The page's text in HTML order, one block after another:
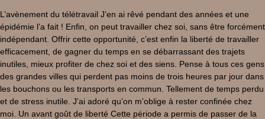
L’avènement du télétravail J’en ai rêvé pendant des années et une
épidémie l’a fait ! Enfin, on peut travailler chez soi, sans être forcément
indépendant. Offrir cette opportunité, c’est enfin la liberté de travailler
efficacement, de gagner du temps en se débarrassant des trajets
inutiles, mieux profiter de chez soi et des siens. Pense à tous ces gens
des grandes villes qui perdent pas moins de trois heures par jour dans
les bouchons ou les transports en commun. Tellement de temps perdu
et de stress inutile. J’ai adoré qu’on m’oblige à rester confinée chez
moi. Un avant goût de liberté Cette période a permis de passer de la